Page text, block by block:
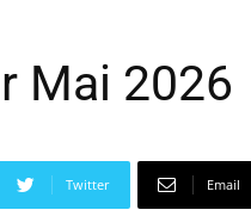
Mai 2026
Twitter Email